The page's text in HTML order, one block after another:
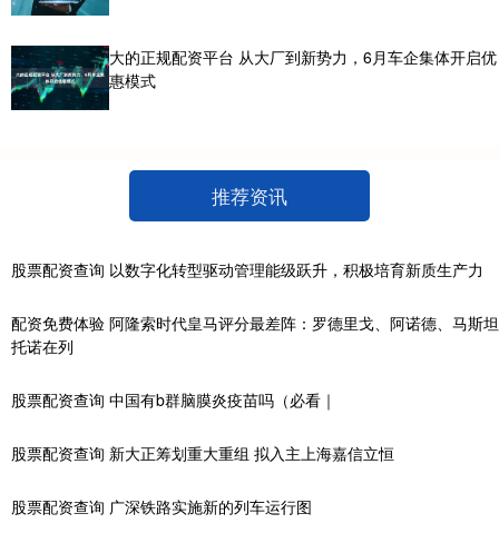
大的正规配资平台 从大厂到新势力，6月车企集体开启优
惠模式
推荐资讯
股票配资查询 以数字化转型驱动管理能级跃升，积极培育新质生产力
配资免费体验 阿隆索时代皇马评分最差阵：罗德里戈、阿诺德、马斯坦
托诺在列
股票配资查询 中国有b群脑膜炎疫苗吗（必看｜
股票配资查询 新大正筹划重大重组 拟入主上海嘉信立恒
股票配资查询 广深铁路实施新的列车运行图